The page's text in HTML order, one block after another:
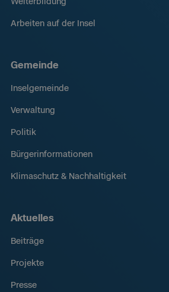
Arbeiten auf der Insel
Gemeinde
Inselgemeinde
Verwaltung
Politik
Bürgerinformationen
Klimaschutz & Nachhaltigkeit
Aktuelles
Beiträge
Projekte
Presse